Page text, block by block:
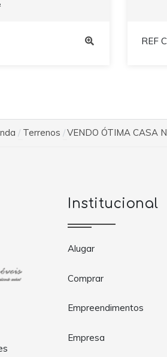
REF
Terrenos VENDO ÓTIMA CASA
Institucional
Alugar
Comprar
Empreendimentos
Empresa